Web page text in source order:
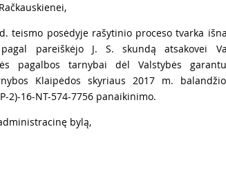
teismo posėdyje rašytinio proceso tvarka
pareiškėjo J. S. skundą atsakovei
pagalbos tarnybai dėl Valstybės
Klaipėdos skyriaus 2017 m.
2)-16-NT-574-7756 panaikinimo.
bylą,